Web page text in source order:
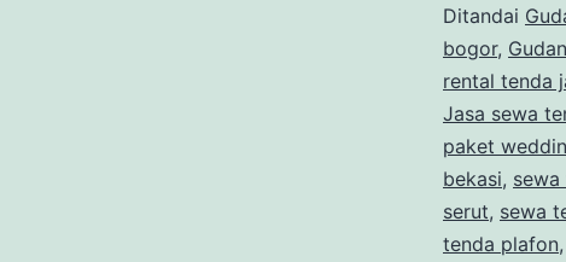
Ditandai
bogor,
rental tenda
Jasa sewa
paket
bekasi,
serut, sewa
tenda plafon,